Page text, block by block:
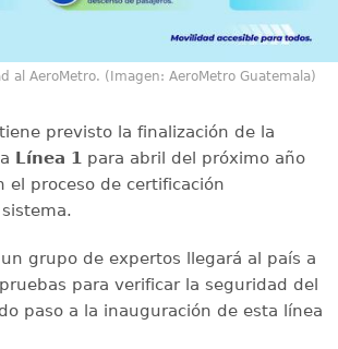
al AeroMetro. (Imagen: AeroMetro Guatemala)
previsto la finalización de la
Línea 1para abril del próximo año
el proceso de certificación
grupo de expertos llegará al país a
para verificar la seguridad del
paso a la inauguración de esta línea